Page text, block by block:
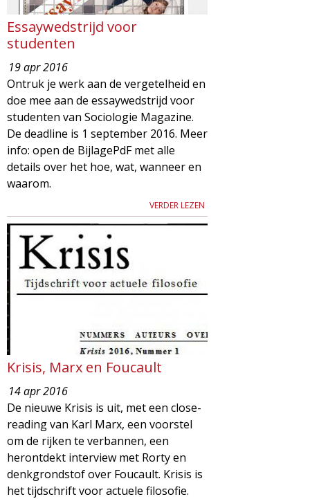
Essaywedstrijd voor
studenten
19 apr 2016
Ontruk je werk aan de vergetelheid en
doe mee aan de essaywedstrijd voor
studenten van Sociologie Magazine.
De deadline is 1 september 2016. Meer
info: open de BijlagePdF met alle
details over het hoe, wat, wanneer en
waarom.
VERDER LEZEN
Krisis, Marx en Foucault
14 apr 2016
De nieuwe Krisis is uit, met een close-
reading van Karl Marx, een voorstel
om de rijken te verbannen, een
herontdekt interview met Rorty en
denkgrondstof over Foucault. Krisis is
het tijdschrift voor actuele filosofie.